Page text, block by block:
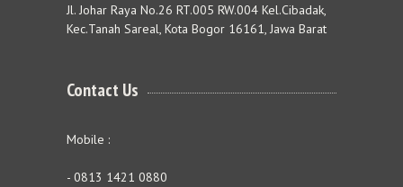
Jl. Johar Raya No.26 RT.005 RW.004 Kel.Cibadak,
Kec.Tanah Sareal, Kota Bogor 16161, Jawa Barat
Contact Us
Mobile :
- 0813 1421 0880